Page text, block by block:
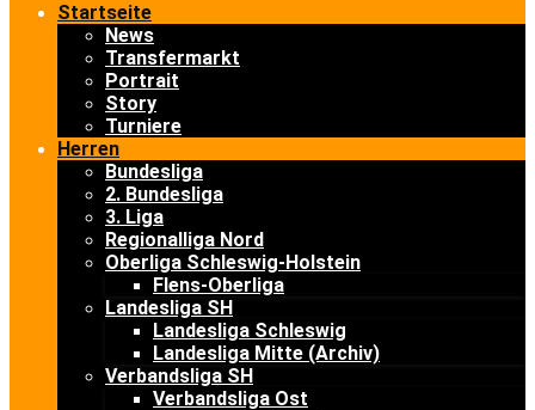
Startseite
News
Transfermarkt
Portrait
Story
Turniere
Herren
Bundesliga
2. Bundesliga
3. Liga
Regionalliga Nord
Oberliga Schleswig-Holstein
Flens-Oberliga
Landesliga SH
Landesliga Schleswig
Landesliga Mitte (Archiv)
Verbandsliga SH
Verbandsliga Ost